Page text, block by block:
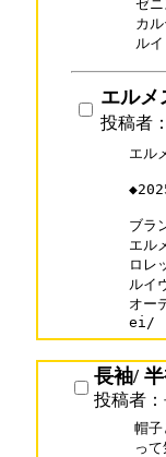
ゼ
カ
ル
エルメ
投稿者
エル
ブラ
エル
ロ
ル
オー
ei/
長袖/
投稿者
帽子
っ